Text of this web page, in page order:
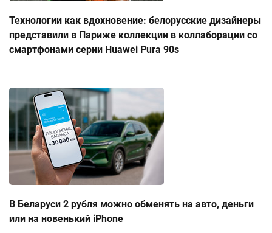
Технологии как вдохновение: белорусские дизайнеры
представили в Париже коллекции в коллаборации со
смартфонами серии Huawei Pura 90s
В Беларуси 2 рубля можно обменять на авто, деньги
или на новенький iPhone